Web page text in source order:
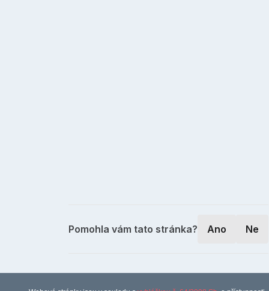
Pomohla vám tato stránka? Ano Ne